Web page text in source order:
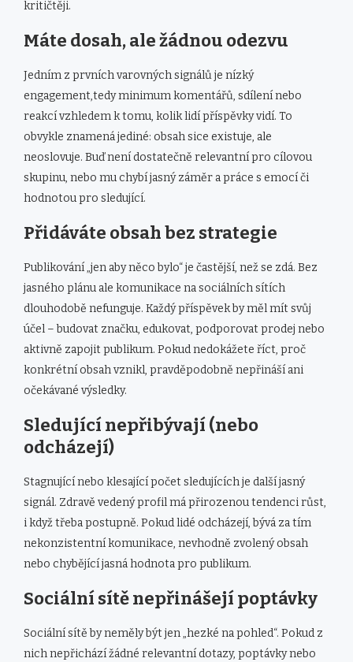
kritičtěji.
Máte dosah, ale žádnou odezvu
Jedním z prvních varovných signálů je nízký
engagement,tedy minimum komentářů, sdílení nebo
reakcí vzhledem k tomu, kolik lidí příspěvky vidí. To
obvykle znamená jediné: obsah sice existuje, ale
neoslovuje. Buď není dostatečně relevantní pro cílovou
skupinu, nebo mu chybí jasný záměr a práce s emocí či
hodnotou pro sledující.
Přidáváte obsah bez strategie
Publikování „jen aby něco bylo“ je častější, než se zdá. Bez
jasného plánu ale komunikace na sociálních sítích
dlouhodobě nefunguje. Každý příspěvek by měl mít svůj
účel – budovat značku, edukovat, podporovat prodej nebo
aktivně zapojit publikum. Pokud nedokážete říct, proč
konkrétní obsah vznikl, pravděpodobně nepřináší ani
očekávané výsledky.
Sledující nepřibývají (nebo
odcházejí)
Stagnující nebo klesající počet sledujících je další jasný
signál. Zdravě vedený profil má přirozenou tendenci růst,
i když třeba postupně. Pokud lidé odcházejí, bývá za tím
nekonzistentní komunikace, nevhodně zvolený obsah
nebo chybějící jasná hodnota pro publikum.
Sociální sítě nepřinášejí poptávky
Sociální sítě by neměly být jen „hezké na pohled“. Pokud z
nich nepřichází žádné relevantní dotazy, poptávky nebo